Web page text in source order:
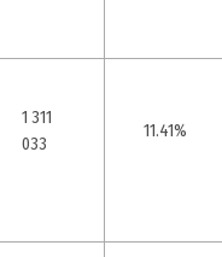
1 311
033
11.41%